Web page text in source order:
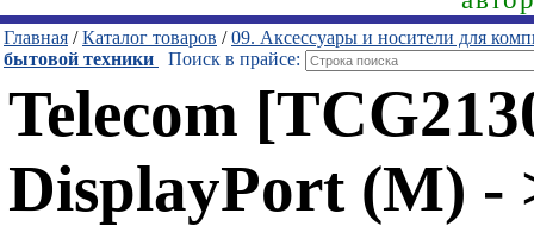
Главная /Каталог товаров /09. Аксессуары и носители для
бытовой техники
Поиск в прайсе:
Telecom
DisplayPort (M) -